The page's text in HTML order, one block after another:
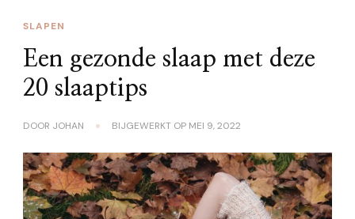
SLAPEN
Een gezonde slaap met deze
20 slaaptips
DOOR JOHAN BIJGEWERKT OP MEI 9, 2022